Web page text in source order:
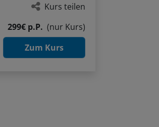
Kurs teilen
299€ p.P. (nur Kurs)
Zum Kurs